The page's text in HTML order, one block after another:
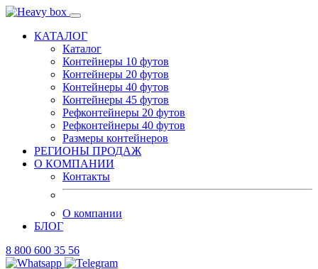
КАТАЛОГ
Каталог
Контейнеры 10 футов
Контейнеры 20 футов
Контейнеры 40 футов
Контейнеры 45 футов
Рефконтейнеры 20 футов
Рефконтейнеры 40 футов
Размеры контейнеров
РЕГИОНЫ ПРОДАЖ
О КОМПАНИИ
Контакты
О компании
БЛОГ
8 800 600 35 56